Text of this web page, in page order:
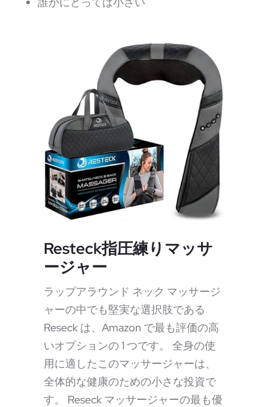
Resteck指圧練りマッサ
ージャー
ラップアラウンド ネック マッサージ
ャーの中でも堅実な選択肢である
Reseck は、Amazon で最も評価の高
いオプションの 1 つです。 全身の使
用に適したこのマッサージャーは、
全体的な健康のための小さな投資で
す。 Reseck マッサージャーの最も優